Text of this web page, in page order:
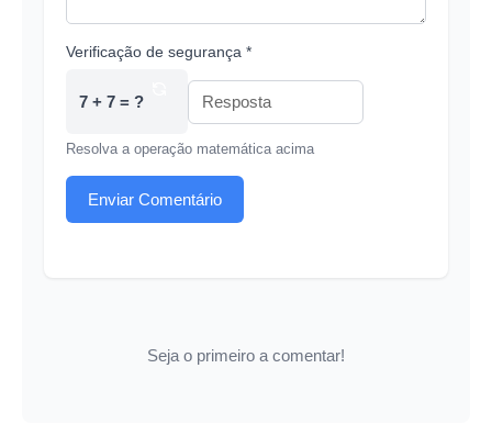
Verificação de segurança *
7 + 7 = ?
Resolva a operação matemática acima
Enviar Comentário
Seja o primeiro a comentar!